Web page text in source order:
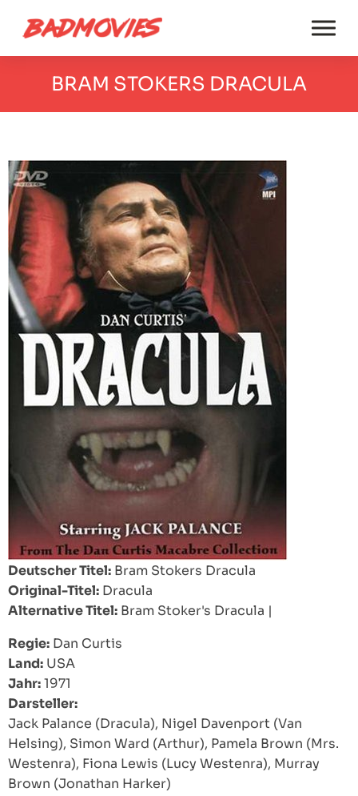
BRAM STOKERS DRACULA
Deutscher Titel: Bram Stokers Dracula
Original-Titel: Dracula
Alternative Titel: Bram Stoker's Dracula |
Regie: Dan Curtis
Land: USA
Jahr:1971
Darsteller:
Jack Palance (Dracula), Nigel Davenport (Van
Helsing), Simon Ward (Arthur), Pamela Brown (Mrs.
Westenra), Fiona Lewis (Lucy Westenra), Murray
Brown (Jonathan Harker)